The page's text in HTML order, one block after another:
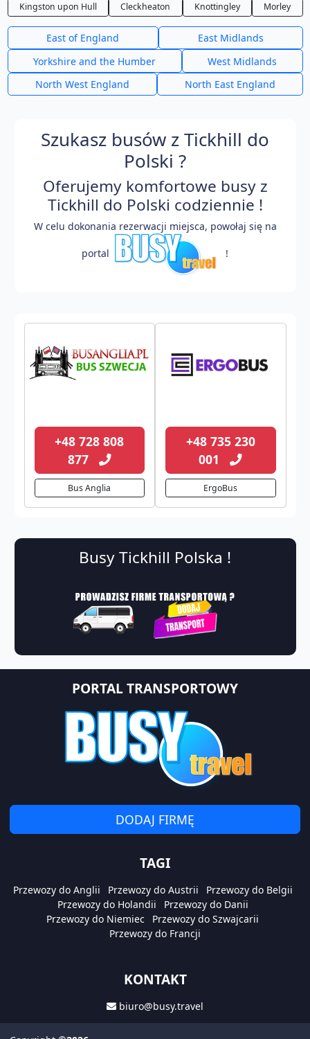
Kingston upon Hull
Cleckheaton Knottingley Morley
East of England
East Midlands
Yorkshire and the Humber
West Midlands
North West England
North East England
Szukasz busów z Tickhill do
Polski ?
Oferujemy komfortowe busy z
Tickhill do Polski codziennie !
W celu dokonania rezerwacji miejsca, powołaj się na
portal !
+48 728 808
877
Bus Anglia
+48 735 230
001
ErgoBus
Busy Tickhill Polska !
PORTAL TRANSPORTOWY
DODAJ FIRMĘ
TAGI
Przewozy do Anglii Przewozy do Austrii
Przewozy do Belgii
Przewozy do Holandii
Przewozy do Danii
Przewozy do Niemiec
Przewozy do Szwajcarii
Przewozy do Francji
KONTAKT
biuro@busy.travel